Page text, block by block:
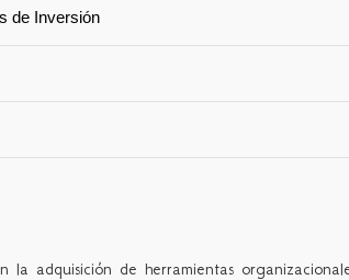
de Inversión
la adquisición de herramientas